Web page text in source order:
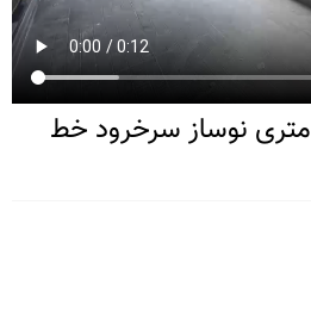
فروش اپارتمان 140متری نوساز سرخرود خط